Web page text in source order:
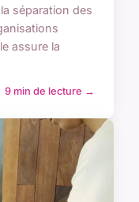
séparation des
assure la
9 min de lecture →